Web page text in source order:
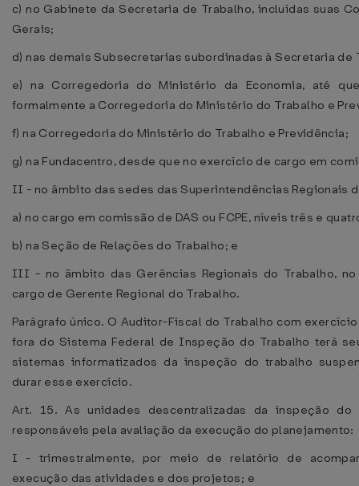
c) no Gabinete da Secretaria de Trabalho, incluídas suas
Gerais;
d) nas demais Subsecretarias subordinadas à Secretaria de
e) na Corregedoria do Ministério da Economia, até
formalmente a Corregedoria do Ministério do Trabalho e
f) na Corregedoria do Ministério do Trabalho e Previdência;
g) na Fundacentro, desde que no exercício de cargo em
II - no âmbito das sedes das Superintendências Regionais
a) no cargo em comissão de DAS ou FCPE, níveis três e
b) na Seção de Relações do Trabalho; e
III - no âmbito das Gerências Regionais do Trabalho,
cargo de Gerente Regional do Trabalho.
Parágrafo único. O Auditor-Fiscal do Trabalho com
fora do Sistema Federal de Inspeção do Trabalho terá
sistemas informatizados da inspeção do trabalho
durar esse exercício.
Art. 15. As unidades descentralizadas da inspeção do
responsáveis pela avaliação da execução do planejamento:
I - trimestralmente, por meio de relatório de
execução das atividades e dos projetos; e